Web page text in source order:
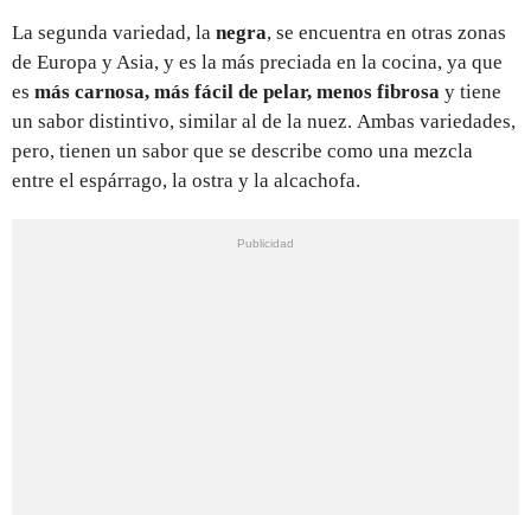
La segunda variedad, la negra, se encuentra en otras zonas
de Europa y Asia, y es la más preciada en la cocina, ya que
es más carnosa, más fácil de pelar, menos fibrosa y tiene
un sabor distintivo, similar al de la nuez. Ambas variedades,
pero, tienen un sabor que se describe como una mezcla
entre el espárrago, la ostra y la alcachofa.